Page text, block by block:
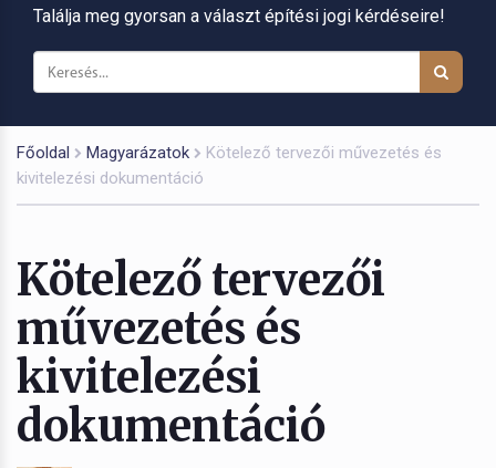
Találja meg gyorsan a választ építési jogi kérdéseire!
Főoldal Magyarázatok
Kötelező tervezői művezetés és
kivitelezési dokumentáció
Kötelező tervezői
művezetés és
kivitelezési
dokumentáció